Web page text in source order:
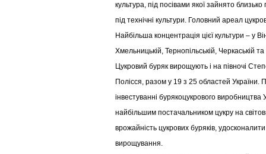
культура, під посівами якої зайнято
під технічні культури. Головний ареал
Найбільша концентрація цієї культури – у
Хмельницькій, Тернопільській, Черкаській
Цукровий буряк вирощують і на півночі
Полісся, разом у 19 з 25 областей України.
інвестуванні бурякоцукрового виробництва
найбільшим постачальником цукру на
врожайність цукрових буряків,
вирощування.